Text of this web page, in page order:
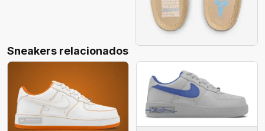
Sneakers relacionados